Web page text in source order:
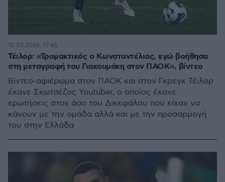
Τέιλορ: «Τρομακτικός ο Κωνσταντέλιας, εγώ βοήθησα
στη μεταγραφή του Γιακουμάκη στον ΠΑΟΚ», βίντεο
Βίντεο-αφιέρωμα στον ΠΑΟΚ και στον Γκρεγκ Τέιλορ
έκανε Σκωτσέζος Youtuber, ο οποίος έκανε
ερωτήσεις στον άσο του Δικεφάλου που είχαν να
κάνουν με την ομάδα αλλά και με την προσαρμογή
του στην Ελλάδα
10.02.2026, 17:46